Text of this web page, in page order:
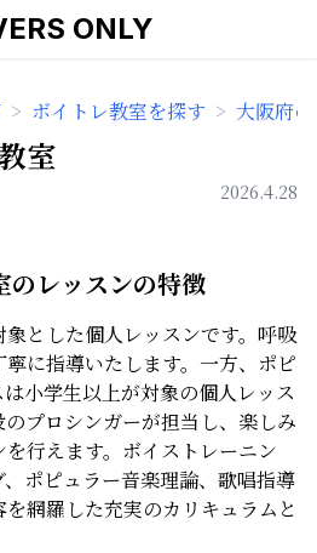
ONLY
> ボイトレ教室を探す > 大阪府
室
2026.4.28
のレッスンの特徴
とした個人レッスンです。呼吸
に指導いたします。一方、ポピ
小学生以上が対象の個人レッス
プロシンガーが担当し、楽しみ
行えます。ボイストレーニン
ポピュラー音楽理論、歌唱指導
網羅した充実のカリキュラムと